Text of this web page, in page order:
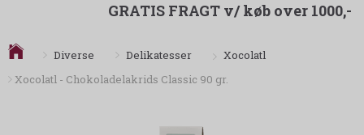
GRATIS FRAGT v/ køb over 1000,-
Diverse Delikatesser
Xocolatl
Xocolatl - Chokoladelakrids Classic 90 gr.